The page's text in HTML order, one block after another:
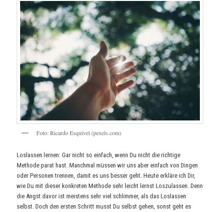
Foto: Ricardo Esquivel (pexels.com)
Loslassen lernen: Gar nicht so einfach, wenn Du nicht die richtige
Methode parat hast. Manchmal müssen wir uns aber einfach von Dingen
oder Personen trennen, damit es uns besser geht. Heute erkläre ich Dir,
wie Du mit dieser konkreten Methode sehr leicht lernst Loszulassen. Denn
die Angst davor ist meistens sehr viel schlimmer, als das Loslassen
selbst. Doch den ersten Schritt musst Du selbst gehen, sonst geht es